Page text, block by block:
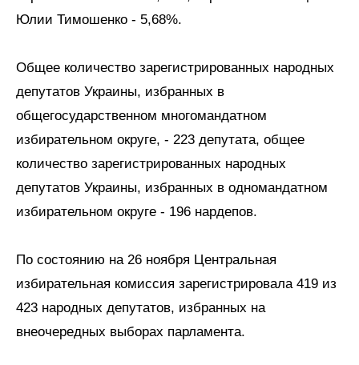
Юлии Тимошенко - 5,68%.
Общее количество зарегистрированных народных
депутатов Украины, избранных в
общегосударственном многомандатном
избирательном округе, - 223 депутата, общее
количество зарегистрированных народных
депутатов Украины, избранных в одномандатном
избирательном округе - 196 нардепов.
По состоянию на 26 ноября Центральная
избирательная комиссия зарегистрировала 419 из
423 народных депутатов, избранных на
внеочередных выборах парламента.